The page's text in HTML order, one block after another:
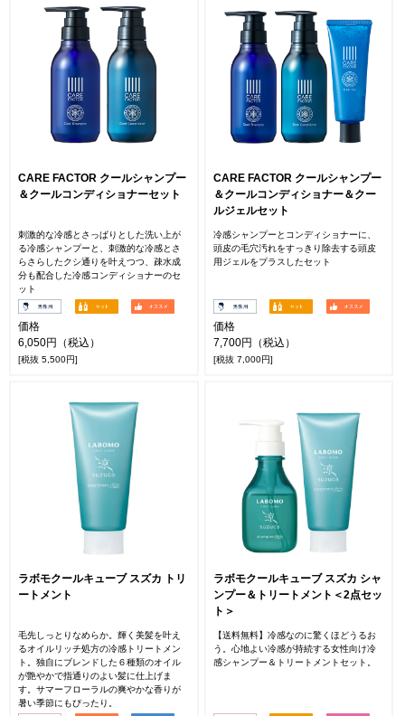
CARE FACTOR クールシャンプー
＆クールコンディショナーセット
刺激的な冷感とさっぱりとした洗い上が
る冷感シャンプーと、刺激的な冷感とさ
らさらしたクシ通りを叶えつつ、疎水成
分も配合した冷感コンディショナーのセ
ット
価格
6,050円（税込）
[税抜 5,500円]
CARE FACTOR クールシャンプー
＆クールコンディショナー＆クー
ルジェルセット
冷感シャンプーとコンディショナーに、
頭皮の毛穴汚れをすっきり除去する頭皮
用ジェルをプラスしたセット
価格
7,700円（税込）
[税抜 7,000円]
ラボモクールキューブ スズカ トリ
ートメント
毛先しっとりなめらか。輝く美髪を叶え
るオイルリッチ処方の冷感トリートメン
ト。独自にブレンドした６種類のオイル
が艶やかで指通りのよい髪に仕上げま
す。サマーフローラルの爽やかな香りが
暑い季節にもぴったり。
ラボモクールキューブ スズカ シャ
ンプー＆トリートメント＜2点セッ
ト＞
【送料無料】冷感なのに驚くほどうるお
う。心地よい冷感が持続する女性向け冷
感シャンプー＆トリートメントセット。